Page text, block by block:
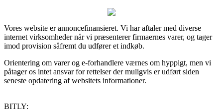
Vores website er annoncefinansieret. Vi har aftaler med diverse
internet virksomheder når vi præsenterer firmaernes varer, og tager
imod provision såfremt du udfører et indkøb.
Orientering om varer og e-forhandlere værnes om hyppigt, men vi
påtager os intet ansvar for rettelser der muligvis er udført siden
seneste opdatering af websitets informationer.
BITLY: